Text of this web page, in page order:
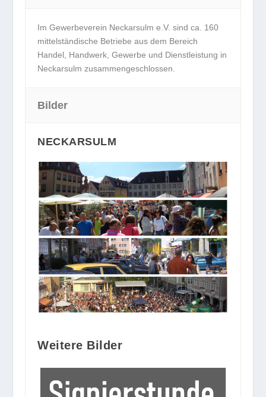
Im Gewerbeverein Neckarsulm e.V. sind ca. 160
mittelständische Betriebe aus dem Bereich
Handel, Handwerk, Gewerbe und Dienstleistung in
Neckarsulm zusammengeschlossen.
Bilder
NECKARSULM
Weitere Bilder